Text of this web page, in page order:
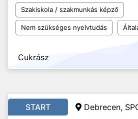
Szakiskola / szakmunkás képző
Nem szükséges nyelvtudás
Cukrász
START Debrecen,